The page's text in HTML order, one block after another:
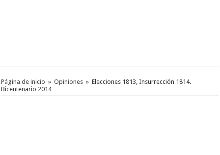
Página de inicio » Opiniones » Elecciones 1813, Insurrección 1814.
Bicentenario 2014